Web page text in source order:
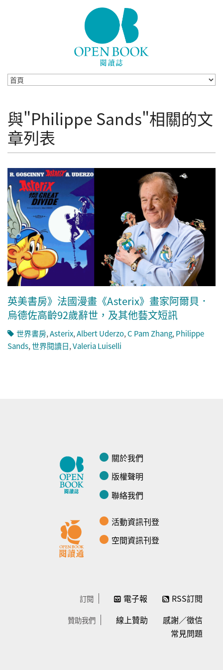
與"Philippe Sands"相關的文
章列表
英美書房》法國漫畫《Asterix》畫家阿爾貝．
烏德佐高齡92歲辭世，及其他藝文短訊
世界書房,Asterix,Albert Uderzo,C Pam Zhang,Philippe
Sands,世界閱讀日,Valeria Luiselli
關於我們
版權聲明
聯絡我們
活動資訊刊登
空間資訊刊登
訂閱 電子報 RSS訂閱
贊助我們 線上贊助
感謝／徵信
常見問題